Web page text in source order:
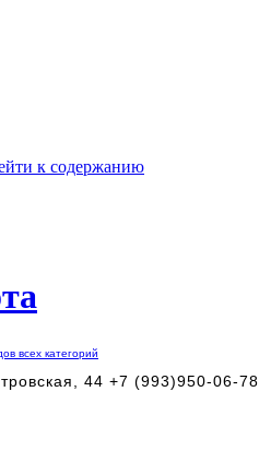
к содержанию
всех категорий
44 +7 (993)950-06-78